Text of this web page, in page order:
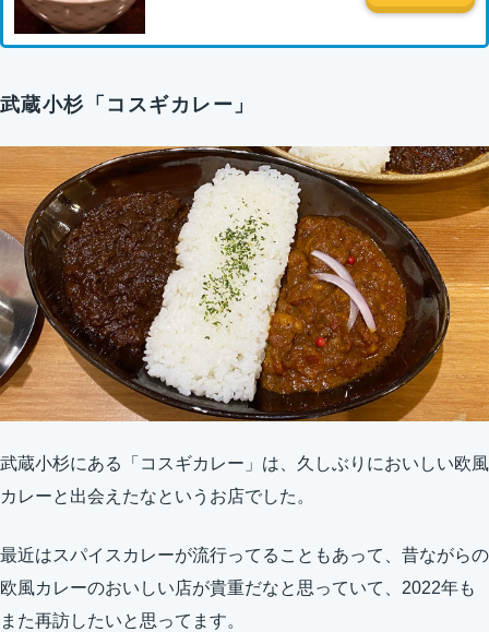
武蔵小杉「コスギカレー」
武蔵小杉にある「コスギカレー」は、久しぶりにおいしい欧風
カレーと出会えたなというお店でした。
最近はスパイスカレーが流行ってることもあって、昔ながらの
欧風カレーのおいしい店が貴重だなと思っていて、2022年も
また再訪したいと思ってます。